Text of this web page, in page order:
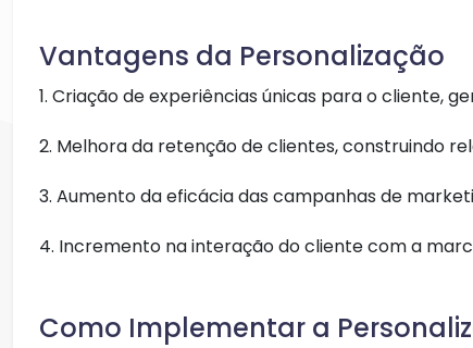
Vantagens da Personalização
1. Criação de experiências únicas para o cliente,
2. Melhora da retenção de clientes, construindo
3. Aumento da eficácia das campanhas de
4. Incremento na interação do cliente com a
Como Implementar a